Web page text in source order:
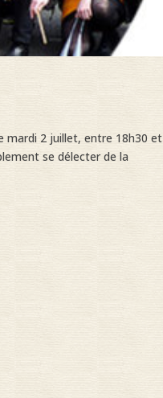
mardi 2 juillet, entre 18h30 et
se délecter de la